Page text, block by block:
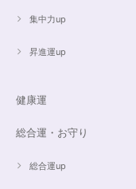
集中力up
昇進運up
健康運
総合運・お守り
総合運up